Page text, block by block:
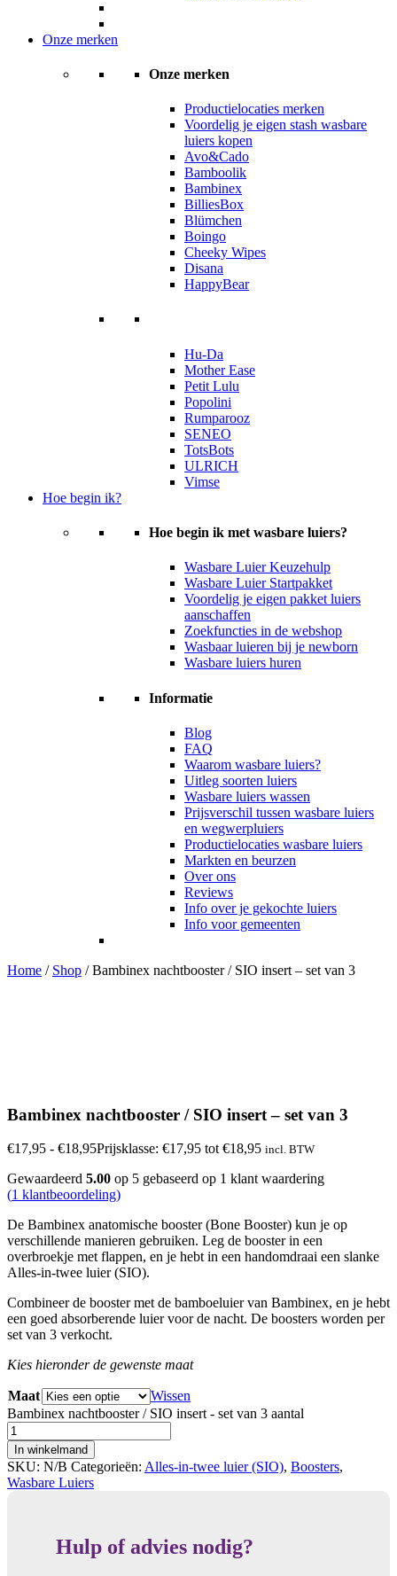
Onze merken
Onze merken
Productielocaties merken
Voordelig je eigen stash wasbare
luiers kopen
Avo&Cado
Bamboolik
Bambinex
BilliesBox
Blümchen
Boingo
Cheeky Wipes
Disana
HappyBear
Hu-Da
Mother Ease
Petit Lulu
Popolini
Rumparooz
SENEO
TotsBots
ULRICH
Vimse
Hoe begin ik?
Hoe begin ik met wasbare luiers?
Wasbare Luier Keuzehulp
Wasbare Luier Startpakket
Voordelig je eigen pakket luiers
aanschaffen
Zoekfuncties in de webshop
Wasbaar luieren bij je newborn
Wasbare luiers huren
Informatie
Blog
FAQ
Waarom wasbare luiers?
Uitleg soorten luiers
Wasbare luiers wassen
Prijsverschil tussen wasbare luiers
en wegwerpluiers
Productielocaties wasbare luiers
Markten en beurzen
Over ons
Reviews
Info over je gekochte luiers
Info voor gemeenten
Home / Shop /Bambinex nachtbooster / SIO insert – set van 3
Bambinex nachtbooster / SIO insert – set van 3
€17,95 - €18,95Prijsklasse: €17,95 tot €18,95 incl. BTW
Gewaardeerd 5.00 op 5 gebaseerd op 1 klant waardering
(1 klantbeoordeling)
De Bambinex anatomische booster (Bone Booster) kun je op
verschillende manieren gebruiken. Leg de booster in een
overbroekje met flappen, en je hebt in een handomdraai een slanke
Alles-in-twee luier (SIO).
Combineer de booster met de bamboeluier van Bambinex, en je hebt
een goed absorberende luier voor de nacht. De boosters worden per
set van 3 verkocht.
Kies hieronder de gewenste maat
Maat
Wissen
Bambinex nachtbooster / SIO insert - set van 3 aantal
In winkelmand
SKU: N/B Categorieën: Alles-in-twee luier (SIO), Boosters,
Wasbare Luiers
Hulp of advies nodig?